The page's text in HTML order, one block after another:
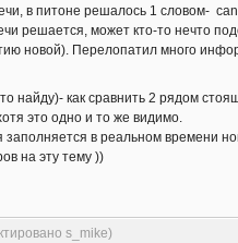
в питоне решалось 1 словом-
решается, может кто-то нечто
новой). Перелопатил много
найду)- как сравнить 2 рядом
это одно и то же видимо.
заполняется в реальном времени
на эту тему ))
s_mike)